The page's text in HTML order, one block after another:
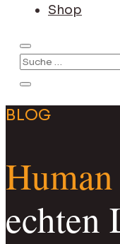
Shop
BLOG
echten